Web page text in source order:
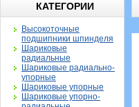
КАТЕГОРИИ
Высокоточные
подшипники шпинделя
Шариковые
радиальные
Шариковые радиально-
упорные
Шариковые упорные
Шариковые упорно-